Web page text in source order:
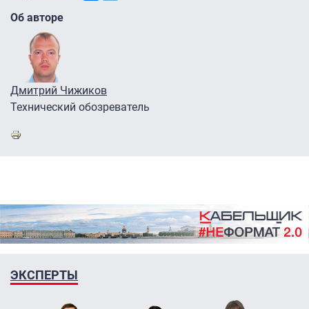
Об авторе
Дмитрий Чижиков
Технический обозреватель
ЭКСПЕРТЫ